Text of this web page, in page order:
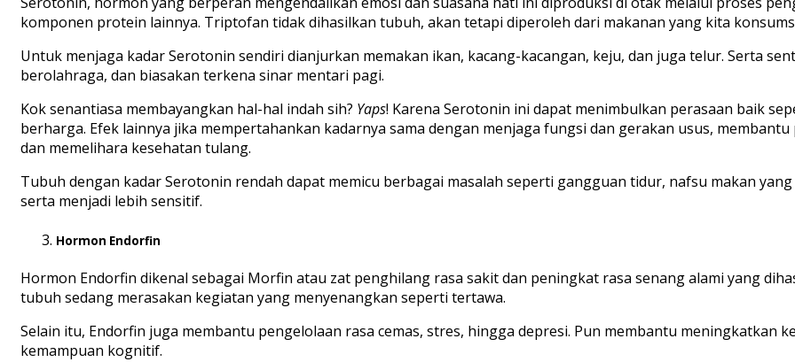
komponen protein lainnya. Triptofan tidak dihasilkan tubuh, akan tetapi diperoleh dari makanan yang kita
Untuk menjaga kadar Serotonin sendiri dianjurkan memakan ikan, kacang-kacangan, keju, dan juga telur. Serta
berolahraga, dan biasakan terkena sinar mentari pagi.
Kok senantiasa membayangkan hal-hal indah sih? Yaps! Karena Serotonin ini dapat menimbulkan perasaan baik
berharga. Efek lainnya jika mempertahankan kadarnya sama dengan menjaga fungsi dan gerakan usus,
dan memelihara kesehatan tulang.
Tubuh dengan kadar Serotonin rendah dapat memicu berbagai masalah seperti gangguan tidur, nafsu makan
serta menjadi lebih sensitif.
Hormon Endorfin
Hormon Endorfin dikenal sebagai Morfin atau zat penghilang rasa sakit dan peningkat rasa senang alami yang
tubuh sedang merasakan kegiatan yang menyenangkan seperti tertawa.
Selain itu, Endorfin juga membantu pengelolaan rasa cemas, stres, hingga depresi. Pun membantu meningkatkan
kemampuan kognitif.